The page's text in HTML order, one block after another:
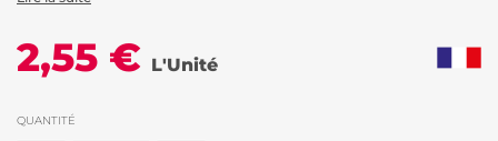
2,55 € L'Unité
QUANTITÉ